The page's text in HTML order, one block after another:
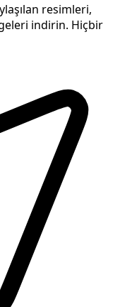
resimleri,
indirin. Hiçbir